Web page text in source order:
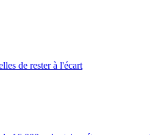
de rester à l'écart